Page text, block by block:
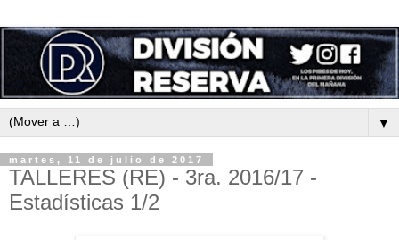
▼
martes, 11 de julio de 2017
TALLERES (RE) - 3ra. 2016/17 -
Estadísticas 1/2